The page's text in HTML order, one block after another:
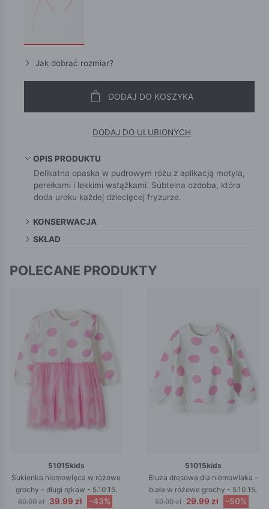
Jak dobrać rozmiar?
DODAJ DO KOSZYKA
DODAJ DO ULUBIONYCH
OPIS PRODUKTU
Delikatna opaska w pudrowym różu z aplikacją motyla,
perełkami i lekkimi wstążkami. Subtelna ozdoba, która
doda uroku każdej dziecięcej fryzurze.
KONSERWACJA
SKŁAD
POLECANE PRODUKTY
51015kids
Sukienka niemowlęca w różowe
grochy - długi rękaw - 5.10.15.
69.99 zł
39.99 zł -43%
51015kids
Bluza dresowa dla niemowlaka -
biała w różowe grochy - 5.10.15.
59.99 zł 29.99 zł -50%